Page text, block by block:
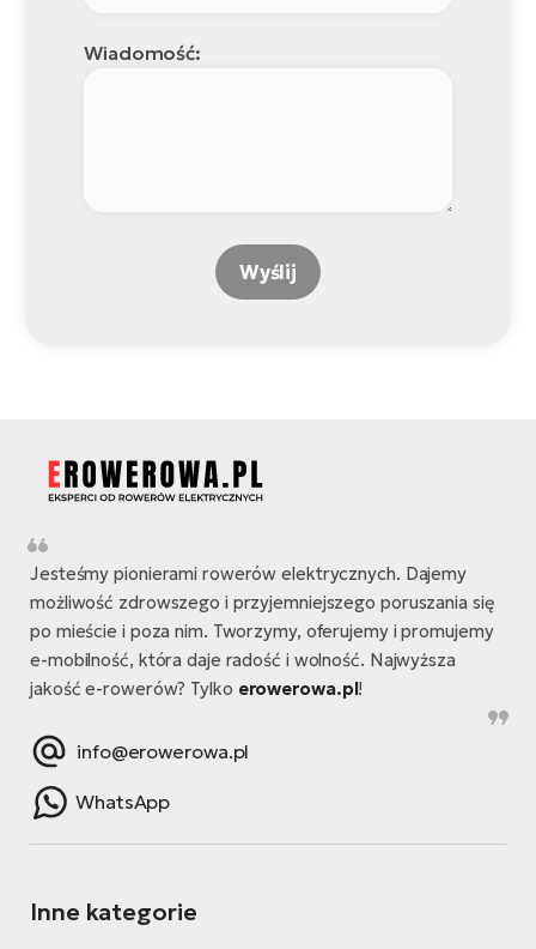
Wiadomość:
Wyślij
Jesteśmy pionierami rowerów elektrycznych. Dajemy
możliwość zdrowszego i przyjemniejszego poruszania się
po mieście i poza nim. Tworzymy, oferujemy i promujemy
e-mobilność, która daje radość i wolność. Najwyższa
jakość e-rowerów? Tylko erowerowa.pl!
info@erowerowa.pl
WhatsApp
Inne kategorie